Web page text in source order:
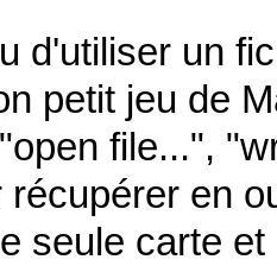
d'utiliser un
petit jeu de
file...",
récupérer en
seule carte